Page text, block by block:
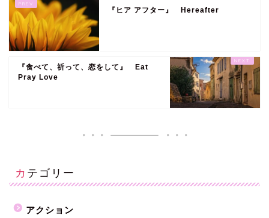
『ヒア アフター』 Hereafter
『食べて、祈って、恋をして』 Eat
Pray Love
カテゴリー
アクション